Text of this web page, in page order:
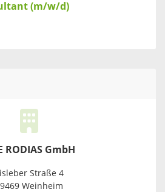
(m/w/d)
RODIAS GmbH
Straße 4
Weinheim